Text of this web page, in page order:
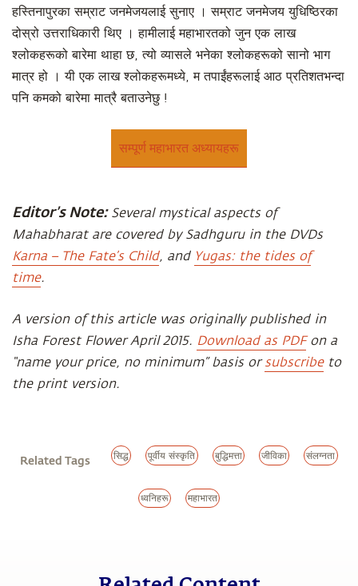
हस्तिनापुरका सम्राट जनमेजयलाई सुनाए । सम्राट जनमेजय युधिष्ठिरका
दोस्रो उत्तराधिकारी थिए । हामीलाई महाभारतको जुन एक लाख
श्लोकहरूको बारेमा थाहा छ, त्यो व्यासले भनेका श्लोकहरूको सानो भाग
मात्र हो । यी एक लाख श्लोकहरूमध्ये, म तपाईंहरूलाई आठ प्रतिशतभन्दा
पनि कमको बारेमा मात्रै बताउनेछु !
सम्पूर्ण महाभारत अध्यायहरू
Editor’s Note: Several mystical aspects of
Mahabharat are covered by Sadhguru in the DVDs
Karna – The Fate’s Child, and Yugas: the tides of
time.
A version of this article was originally published in
Isha Forest Flower April 2015. Download as PDFon a
“name your price, no minimum” basis orsubscribeto
the print version.
Related Tags सिद्ध पूर्वीय संस्कृति बुद्धिमत्ता जीविका संलग्नता
ध्वनिहरू महाभारत